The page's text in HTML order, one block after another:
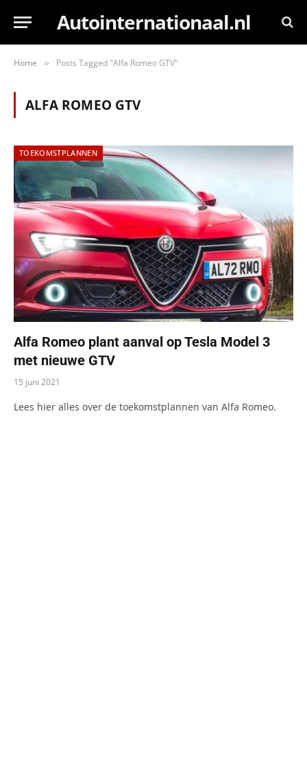
Autointernationaal.nl
Home » Posts Tagged "Alfa Romeo GTV"
ALFA ROMEO GTV
TOEKOMSTPLANNEN
Alfa Romeo plant aanval op Tesla Model 3
met nieuwe GTV
15 juni 2021
Lees hier alles over de toekomstplannen van Alfa Romeo.